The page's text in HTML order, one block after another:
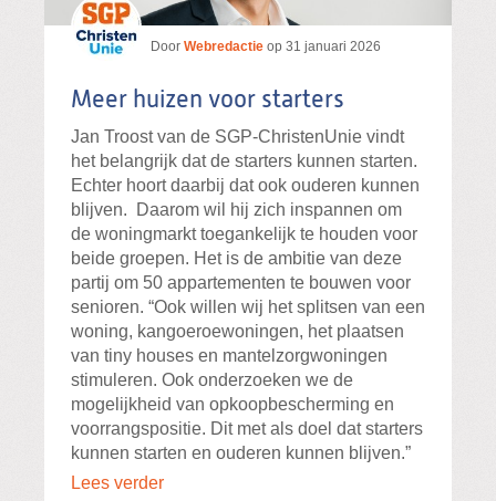
Door Webredactie op 31 januari 2026
Meer huizen voor starters
Jan Troost van de SGP-ChristenUnie vindt
het belangrijk dat de starters kunnen starten.
Echter hoort daarbij dat ook ouderen kunnen
blijven. Daarom wil hij zich inspannen om
de woningmarkt toegankelijk te houden voor
beide groepen. Het is de ambitie van deze
partij om 50 appartementen te bouwen voor
senioren. “Ook willen wij het splitsen van een
woning, kangoeroewoningen, het plaatsen
van tiny houses en mantelzorgwoningen
stimuleren. Ook onderzoeken we de
mogelijkheid van opkoopbescherming en
voorrangspositie. Dit met als doel dat starters
kunnen starten en ouderen kunnen blijven.”
Lees verder